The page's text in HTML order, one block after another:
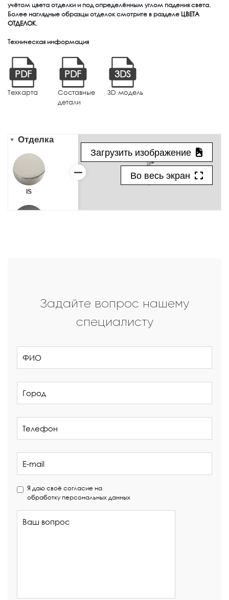
учётом цвета отделки и под определённым углом падения света.
Более наглядные образцы отделок смотрите в разделе ЦВЕТА
ОТДЕЛОК.
Техническая информация
PDF
Техкарта
PDF
Составные
детали
3DS
3D модель
Задайте вопрос нашему
специалисту
Я даю своё согласие на
обработку персональных данных